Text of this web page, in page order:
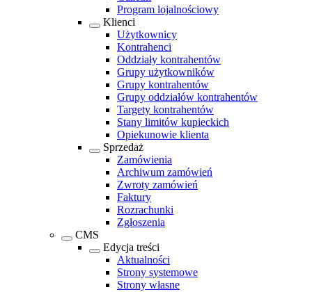
Program lojalnościowy
Klienci
Użytkownicy
Kontrahenci
Oddziały kontrahentów
Grupy użytkowników
Grupy kontrahentów
Grupy oddziałów kontrahentów
Targety kontrahentów
Stany limitów kupieckich
Opiekunowie klienta
Sprzedaż
Zamówienia
Archiwum zamówień
Zwroty zamówień
Faktury
Rozrachunki
Zgłoszenia
CMS
Edycja treści
Aktualności
Strony systemowe
Strony własne